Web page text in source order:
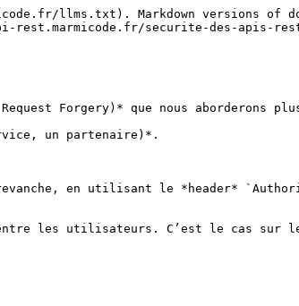
llms.txt). Markdown versions of
rest.marmicode.fr/securite-des-apis-
Forgery)* que nous aborderons
un partenaire)*.
en utilisant le *header*
les utilisateurs. C’est le cas sur